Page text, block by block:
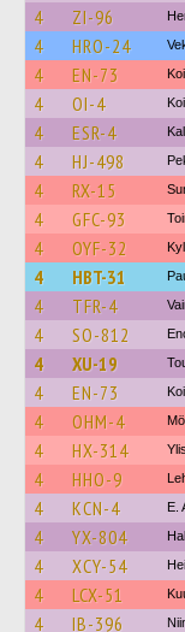
4 ZI-96
4 HRO-24
4 EN-73
4 OI-4
4 ESR-4
4 HJ-498
4 RX-15
4 GFC-93
4 OYF-32
4 HBT-31
4 TFR-4
4 SO-812
4 XU-19
4 EN-73
4 OHM-4
4 HX-314
4 HHO-9
4 KCN-4 E.
4 YX-804
4 XCY-54
4 LCX-51
4 IB-396